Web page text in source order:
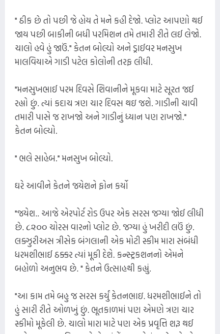
" ઠીક છે તો પછી જે હોય તે મને કહી દેજો. પ્લોટ આપણો થઈ
જાય પછી બાકીની બધી પરમિશન તમે તમારી રીતે લઈ લેજો.
ચાલો હવે હું જાઉં." કેતન બોલ્યો અને ડ્રાઈવર મનસુખ
માલવિયાએ ગાડી પટેલ કોલોની તરફ લીધી.
"મનસુખભાઈ પરમ દિવસે શિવાનીને મૂકવા માટે સૂરત જઈ
રહ્યો છું. ત્યાં કદાચ ત્રણ ચાર દિવસ થઇ જશે. ગાડીની ચાવી
તમારી પાસે જ રાખજો અને ગાડીનું ધ્યાન પણ રાખજો."
કેતન બોલ્યો.
" ભલે સાહેબ." મનસુખ બોલ્યો.
ઘરે આવીને કેતને જયેશને ફોન કર્યો
"જયેશ.. આજે એરપોર્ટ રોડ ઉપર એક સરસ જગ્યા જોઈ લીધી
છે. ૮૨૦૦ ચોરસ વારનો પ્લોટ છે. જગ્યા હું ખરીદી લઉં છું.
લક્ઝુરીઅસ ત્રીસેક બંગલાની એક મોટી સ્કીમ મારા સંબંધી
ધરમશીભાઈ ઠક્કર ત્યાં મૂકી દેશે. કન્સ્ટ્રકશનનો એમને
બહોળો અનુભવ છે. " કેતને ઉત્સાહથી કહ્યું.
"આ કામ તમે બહુ જ સરસ કર્યું કેતનભાઇ. ધરમશીભાઈને તો
હું સારી રીતે ઓળખું છું. ભૂતકાળમાં પણ એમણે ત્રણ ચાર
સ્કીમો મૂકેલી છે. ચાલો મારા માટે પણ એક પ્રવૃત્તિ શરૂ થઈ